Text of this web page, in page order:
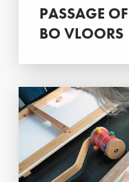
PASSAGE
BO VLOORS